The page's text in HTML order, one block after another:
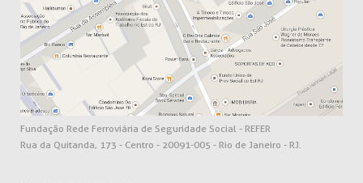
Fundação Rede Ferroviária de Seguridade Social - REFER
Rua da Quitanda, 173 - Centro - 20091-005 - Rio de Janeiro - RJ.